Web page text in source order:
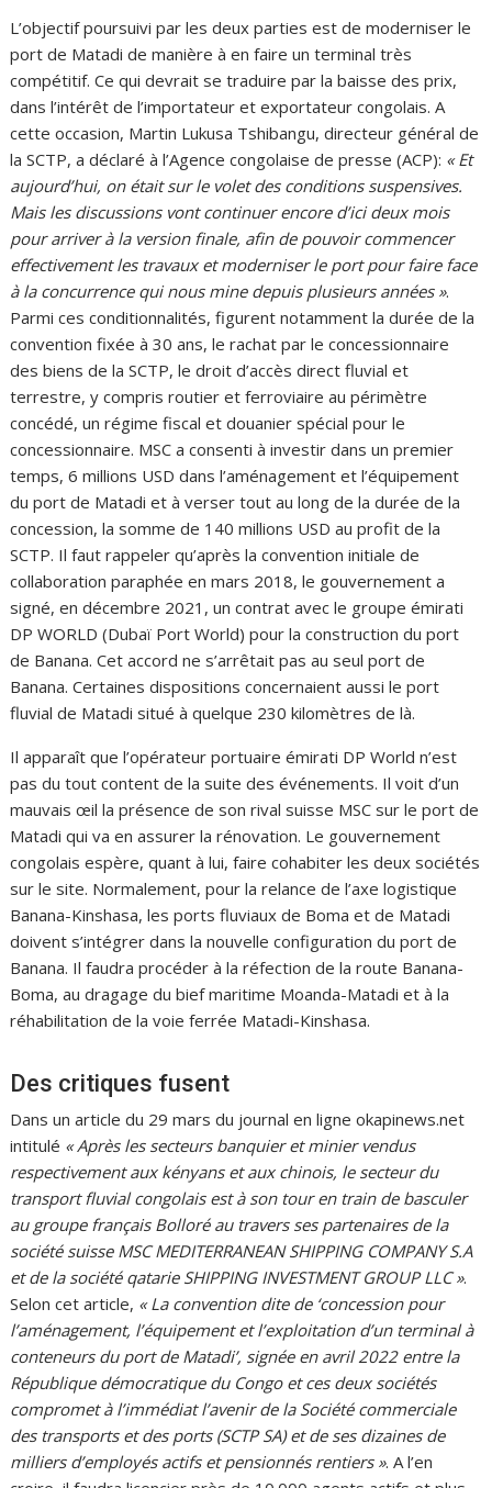
L’objectif poursuivi par les deux parties est de moderniser le
port de Matadi de manière à en faire un terminal très
compétitif. Ce qui devrait se traduire par la baisse des prix,
dans l’intérêt de l’importateur et exportateur congolais. A
cette occasion, Martin Lukusa Tshibangu, directeur général de
la SCTP, a déclaré à l’Agence congolaise de presse (ACP): « Et
aujourd’hui, on était sur le volet des conditions suspensives.
Mais les discussions vont continuer encore d’ici deux mois
pour arriver à la version finale, afin de pouvoir commencer
effectivement les travaux et moderniser le port pour faire face
à la concurrence qui nous mine depuis plusieurs années ».
Parmi ces conditionnalités, figurent notamment la durée de la
convention fixée à 30 ans, le rachat par le concessionnaire
des biens de la SCTP, le droit d’accès direct fluvial et
terrestre, y compris routier et ferroviaire au périmètre
concédé, un régime fiscal et douanier spécial pour le
concessionnaire. MSC a consenti à investir dans un premier
temps, 6 millions USD dans l’aménagement et l’équipement
du port de Matadi et à verser tout au long de la durée de la
concession, la somme de 140 millions USD au profit de la
SCTP. Il faut rappeler qu’après la convention initiale de
collaboration paraphée en mars 2018, le gouvernement a
signé, en décembre 2021, un contrat avec le groupe émirati
DP WORLD (Dubaï Port World) pour la construction du port
de Banana. Cet accord ne s’arrêtait pas au seul port de
Banana. Certaines dispositions concernaient aussi le port
fluvial de Matadi situé à quelque 230 kilomètres de là.
Il apparaît que l’opérateur portuaire émirati DP World n’est
pas du tout content de la suite des événements. Il voit d’un
mauvais œil la présence de son rival suisse MSC sur le port de
Matadi qui va en assurer la rénovation. Le gouvernement
congolais espère, quant à lui, faire cohabiter les deux sociétés
sur le site. Normalement, pour la relance de l’axe logistique
Banana-Kinshasa, les ports fluviaux de Boma et de Matadi
doivent s’intégrer dans la nouvelle configuration du port de
Banana. Il faudra procéder à la réfection de la route Banana-
Boma, au dragage du bief maritime Moanda-Matadi et à la
réhabilitation de la voie ferrée Matadi-Kinshasa.
Des critiques fusent
Dans un article du 29 mars du journal en ligne okapinews.net
intitulé « Après les secteurs banquier et minier vendus
respectivement aux kényans et aux chinois, le secteur du
transport fluvial congolais est à son tour en train de basculer
au groupe français Bolloré au travers ses partenaires de la
société suisse MSC MEDITERRANEAN SHIPPING COMPANY S.A
et de la société qatarie SHIPPING INVESTMENT GROUP LLC ».
Selon cet article, « La convention dite de ‘concession pour
l’aménagement, l’équipement et l’exploitation d’un terminal à
conteneurs du port de Matadi’, signée en avril 2022 entre la
République démocratique du Congo et ces deux sociétés
compromet à l’immédiat l’avenir de la Société commerciale
des transports et des ports (SCTP SA) et de ses dizaines de
milliers d’employés actifs et pensionnés rentiers ». A l’en